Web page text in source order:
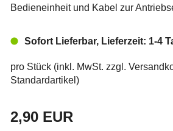
Bedieneinheit und Kabel zur
Sofort Lieferbar, Lieferzeit: 1-4
pro Stück (inkl. MwSt. zzgl.
Standardartikel )
2,90 EUR